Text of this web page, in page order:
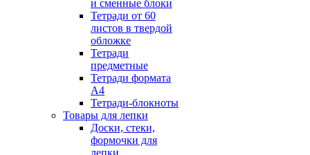
и сменные блоки
Тетради от 60
листов в твердой
обложке
Тетради
предметные
Тетради формата
А4
Тетради-блокноты
Товары для лепки
Доски, стеки,
формочки для
лепки